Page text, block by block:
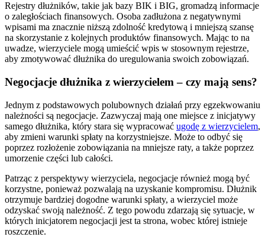
Rejestry dłużników, takie jak bazy BIK i BIG, gromadzą informacje
o zaległościach finansowych. Osoba zadłużona z negatywnymi
wpisami ma znacznie niższą zdolność kredytową i mniejszą szansę
na skorzystanie z kolejnych produktów finansowych. Mając to na
uwadze, wierzyciele mogą umieścić wpis w stosownym rejestrze,
aby zmotywować dłużnika do uregulowania swoich zobowiązań.
Negocjacje dłużnika z wierzycielem – czy mają sens?
Jednym z podstawowych polubownych działań przy egzekwowaniu
należności są negocjacje. Zazwyczaj mają one miejsce z inicjatywy
samego dłużnika, który stara się wypracować ugodę z wierzycielem,
aby zmieni warunki spłaty na korzystniejsze. Może to odbyć się
poprzez rozłożenie zobowiązania na mniejsze raty, a także poprzez
umorzenie części lub całości.
Patrząc z perspektywy wierzyciela, negocjacje również mogą być
korzystne, ponieważ pozwalają na uzyskanie kompromisu. Dłużnik
otrzymuje bardziej dogodne warunki spłaty, a wierzyciel może
odzyskać swoją należność. Z tego powodu zdarzają się sytuacje, w
których inicjatorem negocjacji jest ta strona, wobec której istnieje
roszczenie.